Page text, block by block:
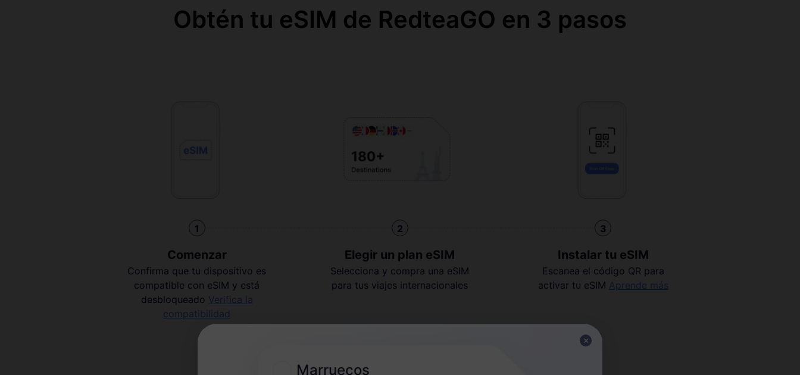
Obtén tu eSIM de RedteaGO en 3 pasos
1
Comenzar
Confirma que tu dispositivo es
compatible con eSIM y está
desbloqueado Verifica la
compatibilidad
2
Elegir un plan eSIM
Selecciona y compra una eSIM
para tus viajes internacionales
3
Instalar tu eSIM
Escanea el código QR para
activar tu eSIM Aprende más
Marruecos